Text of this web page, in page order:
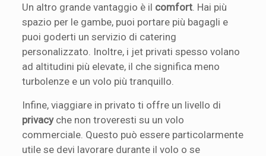
Un altro grande vantaggio è il comfort . Hai più
spazio per le gambe, puoi portare più bagagli e
puoi goderti un servizio di catering
personalizzato. Inoltre, i jet privati spesso volano
ad altitudini più elevate, il che significa meno
turbolenze e un volo più tranquillo.
Infine, viaggiare in privato ti offre un livello di
privacyche non troveresti su un volo
commerciale. Questo può essere particolarmente
utile se devi lavorare durante il volo o se